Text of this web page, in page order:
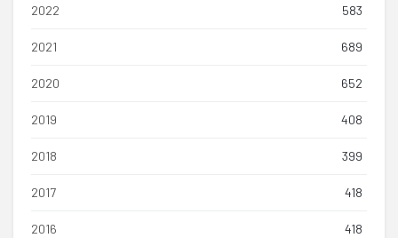
2022 583
2021 689
2020 652
2019 408
2018 399
2017 418
2016 418